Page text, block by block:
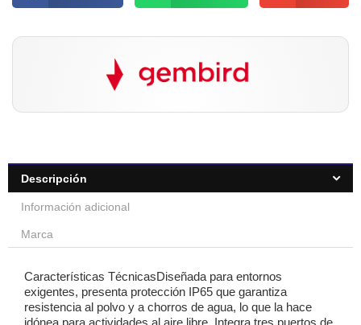
Descripción
Información adicional
Marca
Características TécnicasDiseñada para entornos
exigentes, presenta protección IP65 que garantiza
resistencia al polvo y a chorros de agua, lo que la hace